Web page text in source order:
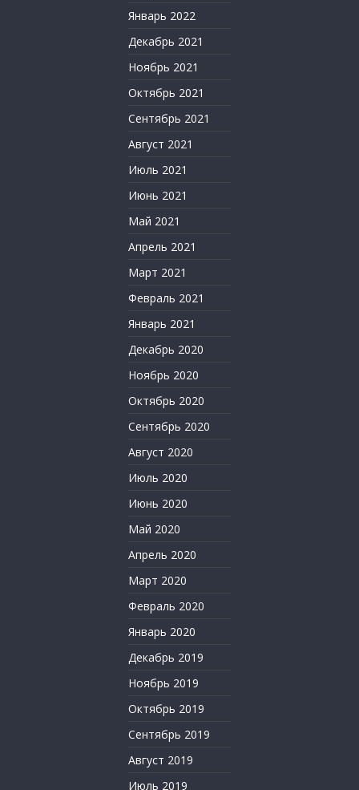
Январь 2022
Декабрь 2021
Ноябрь 2021
Октябрь 2021
Сентябрь 2021
Август 2021
Июль 2021
Июнь 2021
Май 2021
Апрель 2021
Март 2021
Февраль 2021
Январь 2021
Декабрь 2020
Ноябрь 2020
Октябрь 2020
Сентябрь 2020
Август 2020
Июль 2020
Июнь 2020
Май 2020
Апрель 2020
Март 2020
Февраль 2020
Январь 2020
Декабрь 2019
Ноябрь 2019
Октябрь 2019
Сентябрь 2019
Август 2019
Июль 2019